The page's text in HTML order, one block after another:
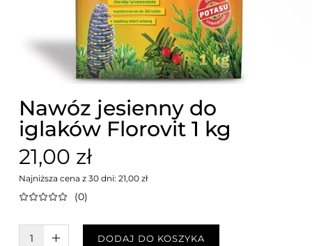
Nawóz jesienny do
iglaków Florovit 1 kg
21,00 zł
Najniższa cena z 30 dni: 21,00 zł
(0)
W KOSZYKU :)DODAJ DO KOSZYKA